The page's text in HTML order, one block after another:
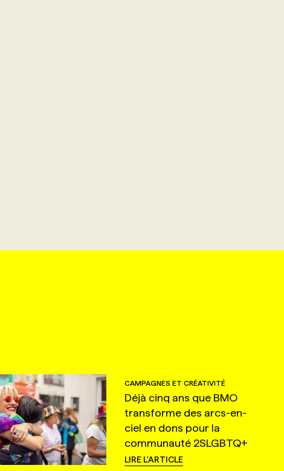
CAMPAGNES ET CRÉATIVITÉ
Déjà cinq ans que BMO
transforme des arcs-en-
ciel en dons pour la
communauté 2SLGBTQ+
LIRE L'ARTICLE